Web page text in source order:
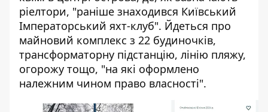
ріелтори, "раніше знаходився Київський
Імператорський яхт-клуб". Йдеться про
майновий комплекс з 22 будиночків,
трансформаторну підстанцію, лінію пляжу,
огорожу тощо, "на які оформлено
належним чином право власності".